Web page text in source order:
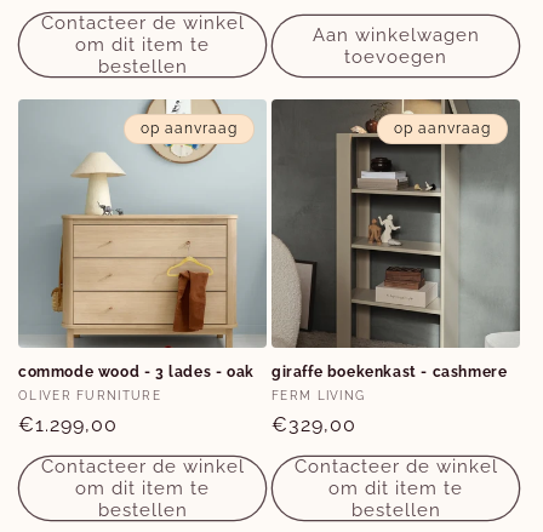
Contacteer de winkel
om dit item te
bestellen
prijs
Aan winkelwagen
toevoegen
op aanvraag
commode wood - 3 lades - oak
Verkoper:
OLIVER FURNITURE
Normale
prijs
€1.299,00
Contacteer de winkel
om dit item te
bestellen
op aanvraag
giraffe boekenkast - cashmere
Verkoper:
FERM LIVING
Normale
prijs
€329,00
Contacteer de winkel
om dit item te
bestellen